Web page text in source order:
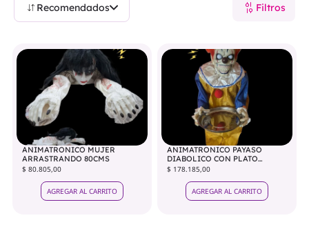
Recomendados Filtros
ANIMATRONICO MUJER
ARRASTRANDO 80CMS
$ 80.805,00
AGREGAR AL CARRITO
ANIMATRONICO PAYASO
DIABOLICO CON PLATO
1.20MTS
$ 178.185,00
AGREGAR AL CARRITO